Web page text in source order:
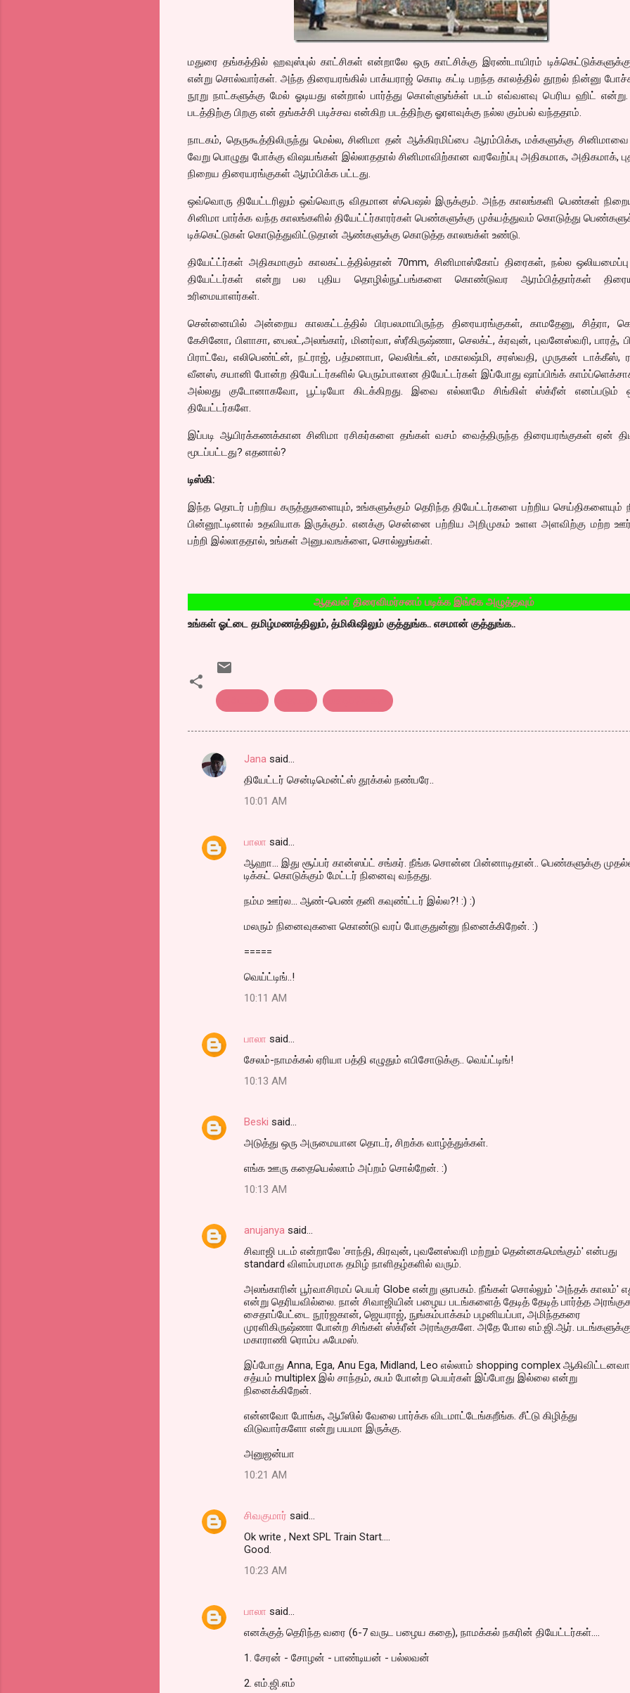
மதுரை தங்கத்தில் ஹவுஸ்புல் காட்சிகள் என்றாலே ஒரு காட்சிக்கு இரண்டாயிரம்
என்று சொல்வார்கள். அந்த திரையரங்கில் பாக்யராஜ் கொடி கட்டி பறந்த காலத்தில் தூறல் நின்னு
நூறு நாட்களுக்கு மேல் ஓடியது என்றால் பார்த்து கொள்ளுங்க்ள் படம் எவ்வளவு பெரிய ஹிட்
படத்திற்கு பிறகு என் தங்கச்சி படிச்சவ என்கிற படத்திற்கு ஓரளவுக்கு நல்ல கும்பல் வந்ததாம்.
நாடகம், தெருகூத்திலிருந்து மெல்ல, சினிமா தன் ஆக்கிரமிப்பை ஆரம்பிக்க, மக்களுக்கு
வேறு பொழுது போக்கு விஷயங்கள் இல்லாததால் சினிமாவிற்கான வரவேற்ப்பு அதிகமாக, அதிகமாக்,
நிறைய திரையரங்குகள் ஆரம்பிக்க பட்டது.
ஒவ்வொரு தியேட்டரிலும் ஒவ்வொரு விதமான ஸ்பெஷல் இருக்கும். அந்த காலங்களி பெண்கள்
சினிமா பார்க்க வந்த காலங்களில் தியேட்ட்ர்காரர்கள் பெண்களுக்கு முக்யத்துவம் கொடுத்து
டிக்கெட்டுகள் கொடுத்துவிட்டுதான் ஆண்களுக்கு கொடுத்த காலஙக்ள் உண்டு.
தியேட்ட்ர்கள் அதிகமாகும் காலகட்டத்தில்தான் 70mm, சினிமாஸ்கோப் திரைகள், நல்ல
தியேட்டர்கள் என்று பல புதிய தொழில்நுட்பங்களை கொண்டுவர ஆரம்பித்தார்கள்
உரிமையாளர்கள்.
சென்னையில் அன்றைய காலகட்டத்தில் பிரபலமாயிருந்த திரையரங்குகள், காமதேனு, சித்ரா,
கேசினோ, பிளாசா, பைலட்,அலங்கார், மினர்வா, ஸ்ரீகிருஷ்ணா, செலக்ட், க்ரவுன், புவனேஸ்வரி, பாரத்,
பிராட்வே, எலிபெண்ட்ன், நட்ராஜ், பத்மனாபா, வெலிங்டன், மகாலஷ்மி, சரஸ்வதி, முருகன் டாக்கீஸ்,
வீனஸ், சயானி போன்ற தியேட்டர்களில் பெரும்பாலான தியேட்டர்கள் இப்போது ஷாப்பிங்க்
அல்லது குடோனாகவோ, பூட்டியோ கிடக்கிறது. இவை எல்லாமே சிங்கிள் ஸ்க்ரீன் எனப்படும்
தியேட்டர்களே.
இப்படி ஆயிரக்கணக்கான சினிமா ரசிகர்களை தங்கள் வசம் வைத்திருந்த திரையரங்குகள் ஏன்
மூடப்பட்டது? எதனால்?
டிஸ்கி:
இந்த தொடர் பற்றிய கருத்துகளையும், உங்களுக்கும் தெரிந்த தியேட்டர்களை பற்றிய
பின்னூட்டினால் உதவியாக இருக்கும். எனக்கு சென்னை பற்றிய அறிமுகம் உளள அளவிற்கு மற்ற
பற்றி இல்லாததால், உங்கள் அனுபவஙக்ளை, சொல்லுங்கள்.
ஆதவன் திரைவிமர்சனம் படிக்க இங்கே அழுத்தவும்
உங்கள் ஓட்டை தமிழ்மணத்திலும், த்மிலிஷிலும் குத்துங்க.. எசமான் குத்துங்க..
C
e
Jana said…
தியேட்டர் சென்டிமென்ட்ஸ் தூக்கல் நண்பரே..
10:01 AM
பாலா said…
ஆஹா... இது சூப்பர் கான்ஸப்ட் சங்கர். நீங்க சொன்ன பின்னாடிதான்.. பெண்களுக்கு
டிக்கட் கொடுக்கும் மேட்டர் நினைவு வந்தது.
நம்ம ஊர்ல... ஆண்-பெண் தனி கவுண்ட்டர் இல்ல?! :) :)
மலரும் நினைவுகளை கொண்டு வரப் போகுதுன்னு நினைக்கிறேன். :)
=====
வெய்ட்டிங்..!
10:11 AM
பாலா said…
சேலம்-நாமக்கல் ஏரியா பத்தி எழுதும் எபிசோடுக்கு.. வெய்ட்டிங்!
10:13 AM
Beski said…
அடுத்து ஒரு அருமையான தொடர், சிறக்க வாழ்த்துக்கள்.
எங்க ஊரு கதையெல்லாம் அப்றம் சொல்றேன். :)
10:13 AM
anujanya said…
சிவாஜி படம் என்றாலே 'சாந்தி, கிரவுன், புவனேஸ்வரி மற்றும் தென்னகமெங்கும்' என்பது
standard விளம்பரமாக தமிழ் நாளிதழ்களில் வரும்.
அலங்காரின் பூர்வாசிரமப் பெயர் Globe என்று ஞாபகம். நீங்கள் சொல்லும் 'அந்தக் காலம்'
என்று தெரியவில்லை. நான் சிவாஜியின் பழைய படங்களைத் தேடித் தேடித் பார்த்த
சைதாப்பேட்டை நூர்ஜகான், ஜெயராஜ், நுங்கம்பாக்கம் பழனியப்பா, அமிந்தகரை
முரளிகிருஷ்ணா போன்ற சிங்கள் ஸ்க்ரீன் அரங்குகளே. அதே போல எம்.ஜி.ஆர்.
மகாராணி ரொம்ப ஃபேமஸ்.
இப்போது Anna, Ega, Anu Ega, Midland, Leo எல்லாம் shopping complex
சத்யம் multiplex இல் சாந்தம், சுபம் போன்ற பெயர்கள் இப்போது இல்லை என்று
நினைக்கிறேன்.
என்னவோ போங்க, ஆபீஸில் வேலை பார்க்க விடமாட்டேங்கறீங்க. சீட்டு கிழித்து
விடுவார்களோ என்று பயமா இருக்கு.
அனுஜன்யா
10:21 AM
சிவகுமார் said…
Ok write , Next SPL Train Start....
Good.
10:23 AM
பாலா said…
எனக்குத் தெரிந்த வரை (6-7 வருட பழைய கதை), நாமக்கல் நகரின் தியேட்டர்கள்....
1. சேரன் - சோழன் - பாண்டியன் - பல்லவன்
2. எம்.ஜி.எம்